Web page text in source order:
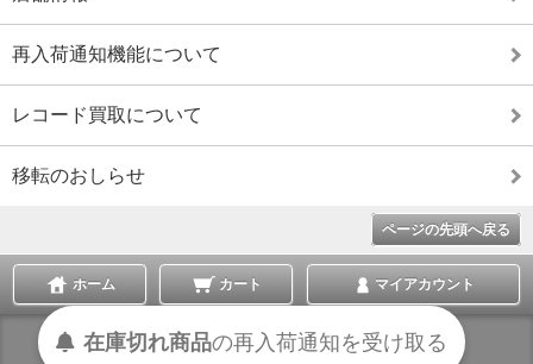
再入荷通知機能について
レコード買取について
移転のおしらせ
ページの先頭へ戻る
ホーム カート マイアカウント
表示切替 :スマートフォン|PC版
在庫切れ商品の再入荷通知を受け取る